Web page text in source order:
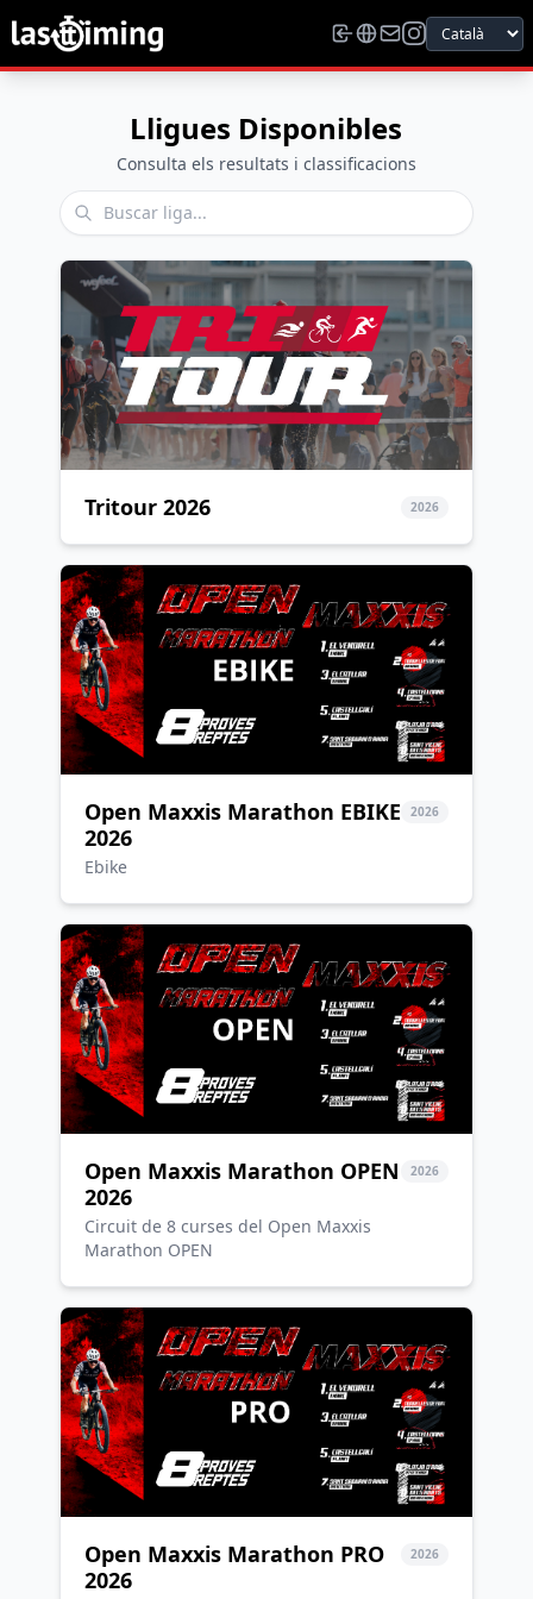
Lligues Disponibles
Consulta els resultats i classificacions
Tritour 2026 2026
Open Maxxis Marathon EBIKE
2026
2026
Ebike
Open Maxxis Marathon OPEN
2026
2026
Circuit de 8 curses del Open Maxxis
Marathon OPEN
Open Maxxis Marathon PRO
2026
2026